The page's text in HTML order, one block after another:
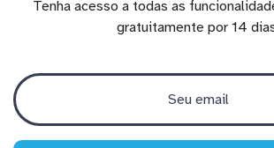
Tenha acesso a todas as
gratuitamente por 14